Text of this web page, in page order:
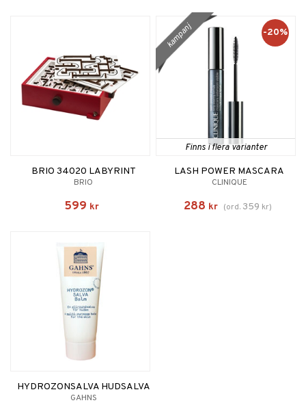
BRIO 34020 LABYRINT
BRIO
599 kr
Finns i flera varianter
LASH POWER MASCARA
CLINIQUE
288 kr (ord. 359 kr)
kampanj -20%
HYDROZONSALVA HUDSALVA
GAHNS